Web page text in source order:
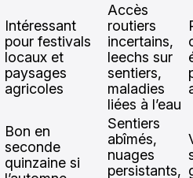
Intéressant
pour festivals
locaux et
paysages
agricoles
Accès
routiers
incertains,
leechs sur
sentiers,
maladies
liées à l’eau
Bon en
seconde
quinzaine si
Sentiers
abîmés,
nuages
persistants,